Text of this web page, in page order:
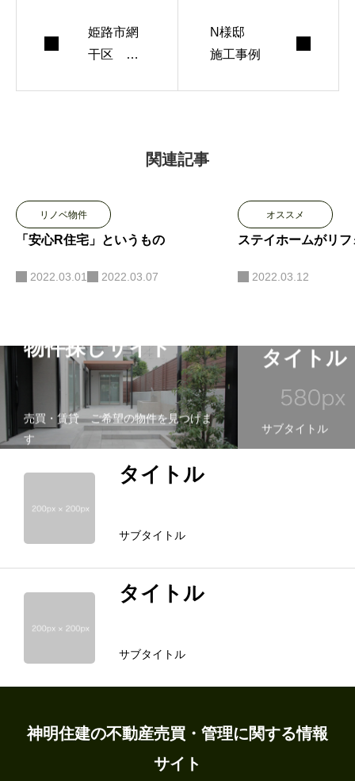
ホーム
地域の情報
にも味わっていた
だきたいと思って
まい探しに対する
いただければと思
います。
姫路市網
干区 駅
N様邸
施工事例
関連記事
リノベ物件
「安心R住宅」というもの
2022.03.01 2022.03.07
オススメ
ステイホームがリ
2022.03.12
物件探しサイト
売買・賃貸 ご希望の物件を見つけま
す
タイトル
サブタイトル
タイトル
サブタイトル
タイトル
サブタイトル
神明住建の不動産売買・管理に関する情報
サイト